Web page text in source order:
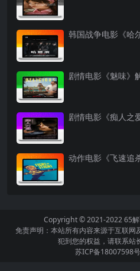
韩国战争电影《哈
剧情电影《魅味》
剧情电影《痴人之
动作电影《飞速追
Copyright © 2021-202265
免责声明：本站所有内容来源于互联
犯到您的权益，请联系站
苏ICP备18007598号